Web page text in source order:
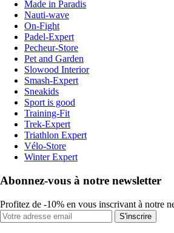
Made in Paradis
Nauti-wave
On-Fight
Padel-Expert
Pecheur-Store
Pet and Garden
Slowood Interior
Smash-Expert
Sneakids
Sport is good
Training-Fit
Trek-Expert
Triathlon Expert
Vélo-Store
Winter Expert
Abonnez-vous à notre newsletter
Profitez de -10% en vous inscrivant à notre
S'inscrire